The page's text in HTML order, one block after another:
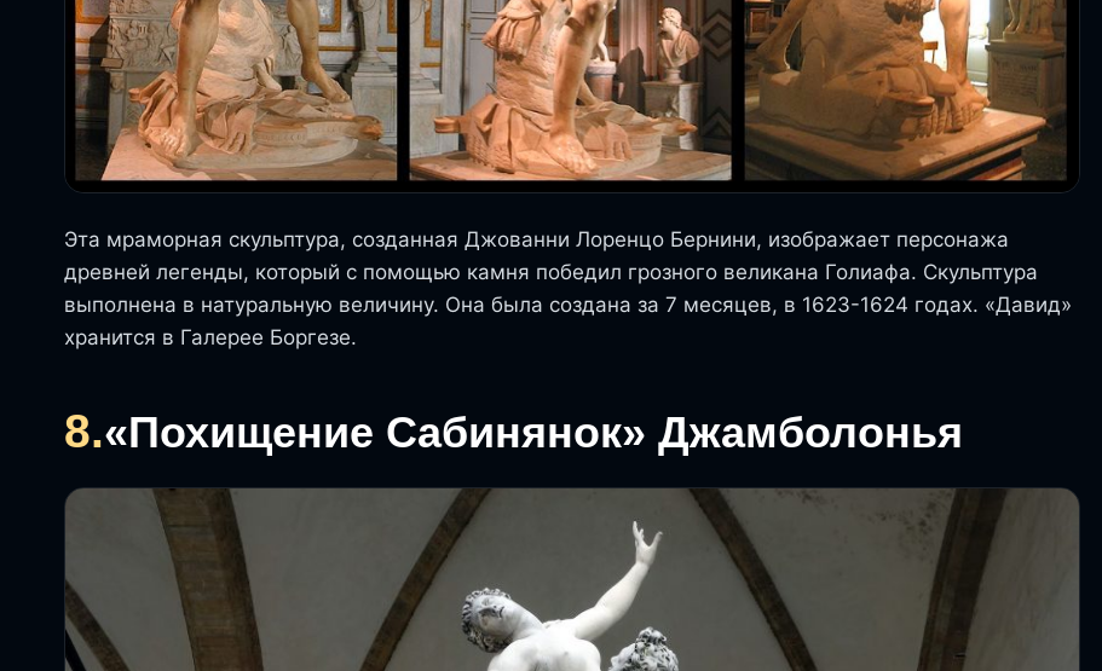
Эта мраморная скульптура, созданная Джованни Лоренцо Бернини, изображает персонажа
древней легенды, который с помощью камня победил грозного великана Голиафа. Скульптура
выполнена в натуральную величину. Она была создана за 7 месяцев, в 1623-1624 годах. «Давид»
хранится в Галерее Боргезе.
8.«Похищение Сабинянок» Джамболонья